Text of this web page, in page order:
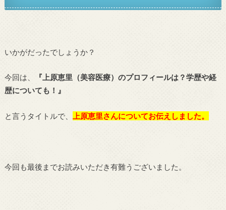
いかがだったでしょうか？
今回は、
『上原恵里（美容医療）のプロフィールは？学歴や経
歴についても！ 』
と言うタイトルで、 上原恵里さんについてお伝えしました。
今回も最後までお読みいただき有難うございました。